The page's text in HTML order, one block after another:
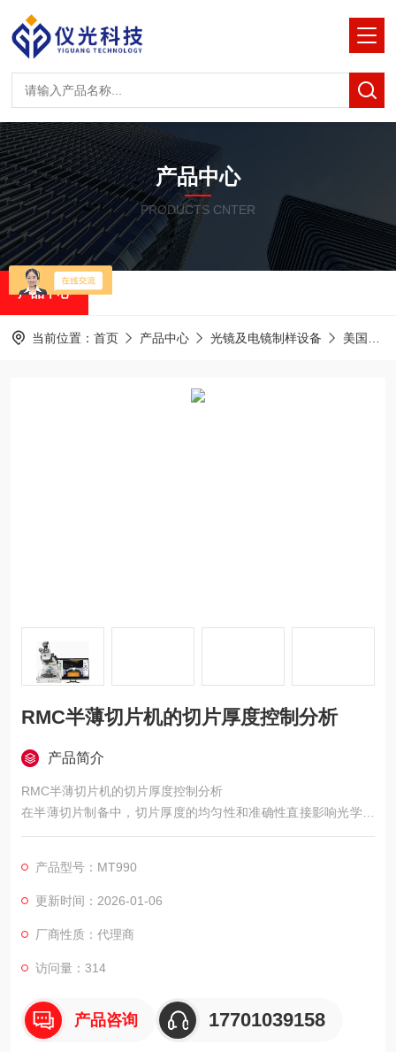
产品中心
PRODUCTS CNTER
产品中心
当前位置： 首页 产品中心 光镜及电镜制样设备 美国RMC半薄&超薄切片机
RMC半薄切片机的切片厚度控制分析​
产品简介
RMC半薄切片机的切片厚度控制分析​
在半薄切片制备中，切片厚度的均匀性和准确性直接影响光学显
微镜的观察效果。RMC MT990半薄切片机在切片厚度控制方
产品型号：MT990
更新时间：2026-01-06
厂商性质：代理商
访问量：314
产品咨询 17701039158